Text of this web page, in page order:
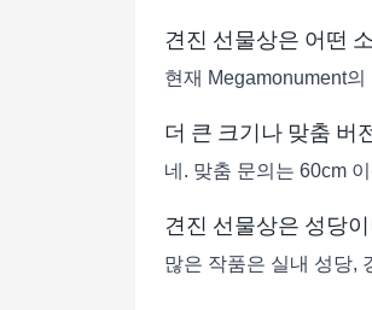
견진 선물상은 어떤
현재 Megamonument
더 큰 크기나 맞춤 버
네. 맞춤 문의는 60cm
견진 선물상은 성당
많은 작품은 실내 성당,